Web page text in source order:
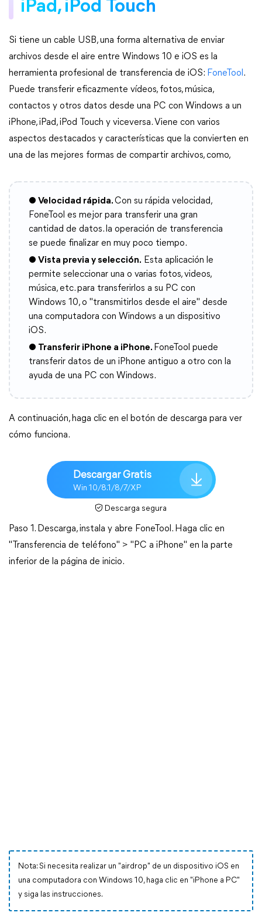
iPad, iPod Touch
Si tiene un cable USB, una forma alternativa de enviar
archivos desde el aire entre Windows 10 e iOS es la
herramienta profesional de transferencia de iOS: FoneTool .
Puede transferir eficazmente vídeos, fotos, música,
contactos y otros datos desde una PC con Windows a un
iPhone, iPad, iPod Touch y viceversa. Viene con varios
aspectos destacados y características que la convierten en
una de las mejores formas de compartir archivos, como,
● Velocidad rápida.Con su rápida velocidad,
FoneTool es mejor para transferir una gran
cantidad de datos. la operación de transferencia
se puede finalizar en muy poco tiempo.
● Vista previa y selección. Esta aplicación le
permite seleccionar una o varias fotos, videos,
música, etc. para transferirlos a su PC con
Windows 10, o "transmitirlos desde el aire" desde
una computadora con Windows a un dispositivo
iOS.
● Transferir iPhone a iPhone. FoneTool puede
transferir datos de un iPhone antiguo a otro con la
ayuda de una PC con Windows.
A continuación, haga clic en el botón de descarga para ver
cómo funciona.
Descargar Gratis
Win 10/8.1/8/7/XP
Descarga segura
Paso 1. Descarga, instala y abre FoneTool. Haga clic en
"Transferencia de teléfono" > "PC a iPhone" en la parte
inferior de la página de inicio.
Nota: Si necesita realizar un "airdrop" de un dispositivo iOS en
una computadora con Windows 10, haga clic en "iPhone a PC"
y siga las instrucciones.